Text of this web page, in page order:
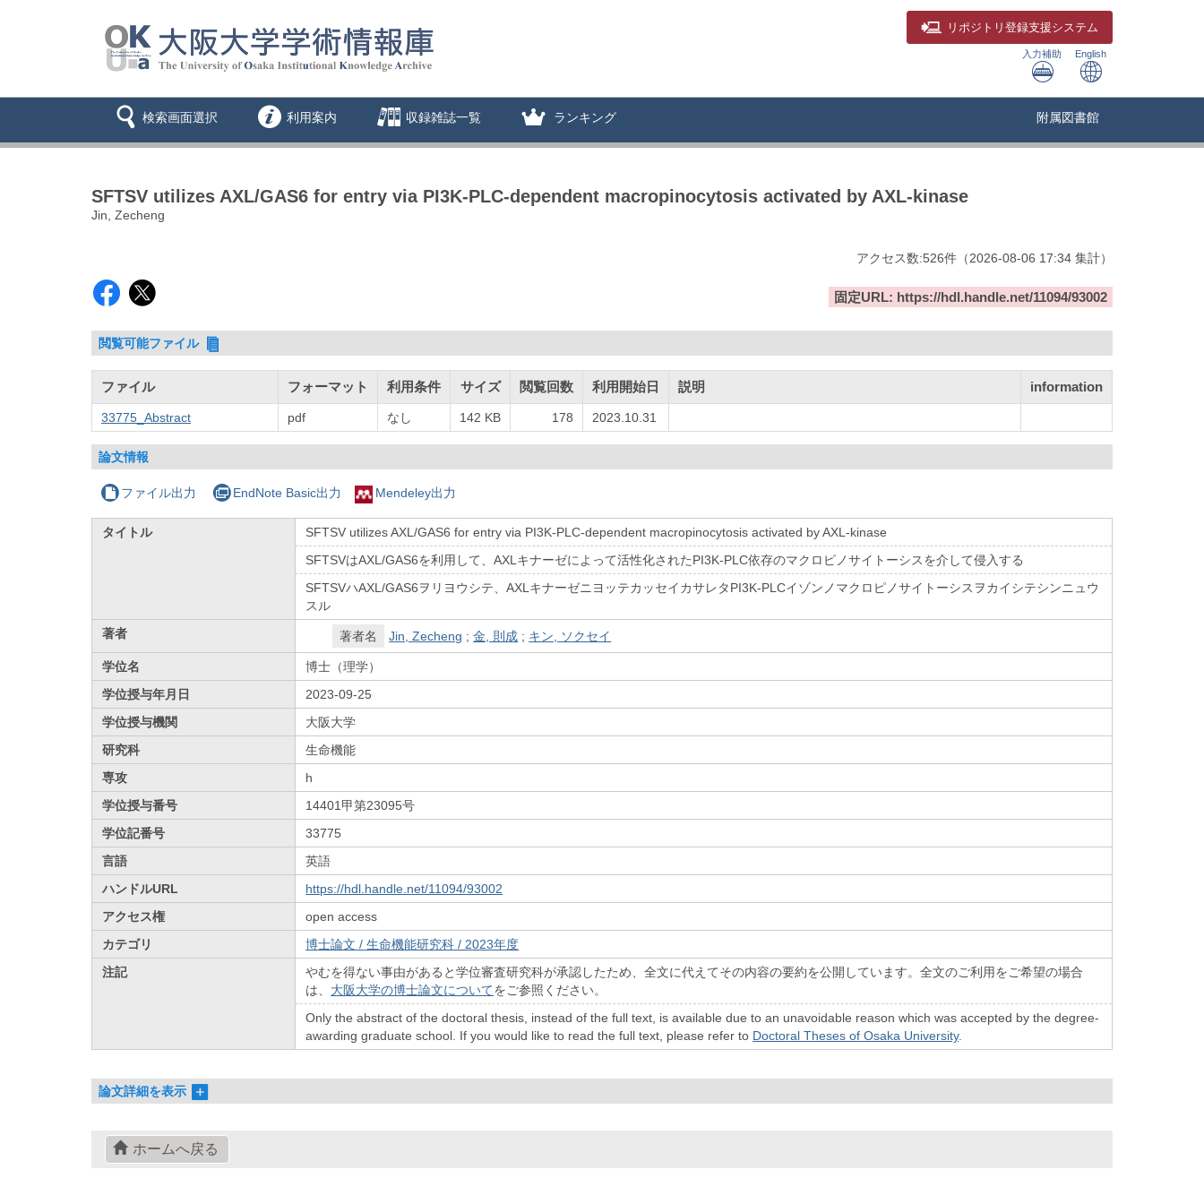
リポジトリ 登録支援システム
入力補助 English
検索画面選択 利用案内 収録雑誌一覧 ランキング 附属図書館
SFTSV utilizes AXL/GAS6 for entry via PI3K-PLC-dependent macropinocytosis activated by AXL-kinase
Jin, Zecheng
アクセス数:526件 （2026-08-06 17:34 集計）
固定URL: https://hdl.handle.net/11094/93002
閲覧可能ファイル
ファイル フォーマット 利用条件 サイズ 閲覧回数 利用開始日 説明 information
33775_Abstract pdf なし 142 KB 178 2023.10.31
論文情報
ファイル出力 EndNote Basic出力 Mendeley出力
タイトル
SFTSV utilizes AXL/GAS6 for entry via PI3K-PLC-dependent macropinocytosis activated by AXL-kinase
SFTSVはAXL/GAS6を利用して、AXLキナーゼによって活性化されたPI3K-PLC依存のマクロピノサイトーシスを介して侵入する
SFTSVハAXL/GAS6ヲリヨウシテ、AXLキナーゼニヨッテカッセイカサレタPI3K-PLCイゾンノマクロピノサイトーシスヲカイシテシンニュウ
スル
著者
著者名 Jin, Zecheng ;金, 則成 ; キン, ソクセイ
学位名
博士（理学）
学位授与年月日
2023-09-25
学位授与機関
大阪大学
研究科
生命機能
専攻
h
学位授与番号
14401甲第23095号
学位記番号
33775
言語
英語
ハンドルURL
https://hdl.handle.net/11094/93002
アクセス権
open access
カテゴリ
博士論文 / 生命機能研究科 / 2023年度
注記
やむを得ない事由があると学位審査研究科が承認したため、全文に代えてその内容の要約を公開しています。全文のご利用をご希望の場合
は、 大阪大学の博士論文についてをご参照ください。
Only the abstract of the doctoral thesis, instead of the full text, is available due to an unavoidable reason which was accepted by the degree-
awarding graduate school. If you would like to read the full text, please refer to Doctoral Theses of Osaka University.
論文詳細を表示
ホームへ戻る